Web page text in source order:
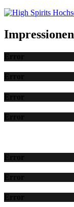
Impressionen
Error
Error
Error
Error
Error
Error
Error